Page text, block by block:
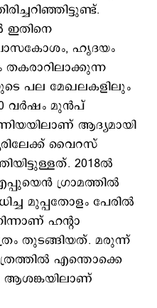
ഇതിനെ
ഹൃദയം
പല മേഖലകളിലും
30 വര്‍ഷം മുന്‍പ്
ആദ്യമായി
വൈറസ്
2018ല്‍
ഗ്രാമത്തില്‍
മുപ്പതോളം പേരില്‍
ഹന്‍റാ
തുടങ്ങിയത്. മരുന്ന്
എന്തൊക്കെ
ആശങ്കയിലാണ്